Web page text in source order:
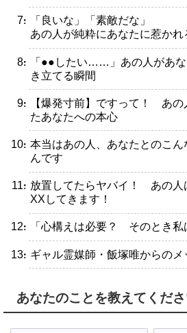
・「良いな」「素敵だな」
あの人が純粋にあなたに惹かれ
・「●●したい……」あの人があな
き立てる瞬間
・【爆発寸前】ですって！ あの
たあなたへの本心
・本当はあの人、あなたとのこ
んです
・放置してたらヤバイ！ あの人
XXしてきます！
・「心構えは必要？ そのとき私
・ギャル霊媒師・飯塚唯からのメ
あなたのことを教えてくだ